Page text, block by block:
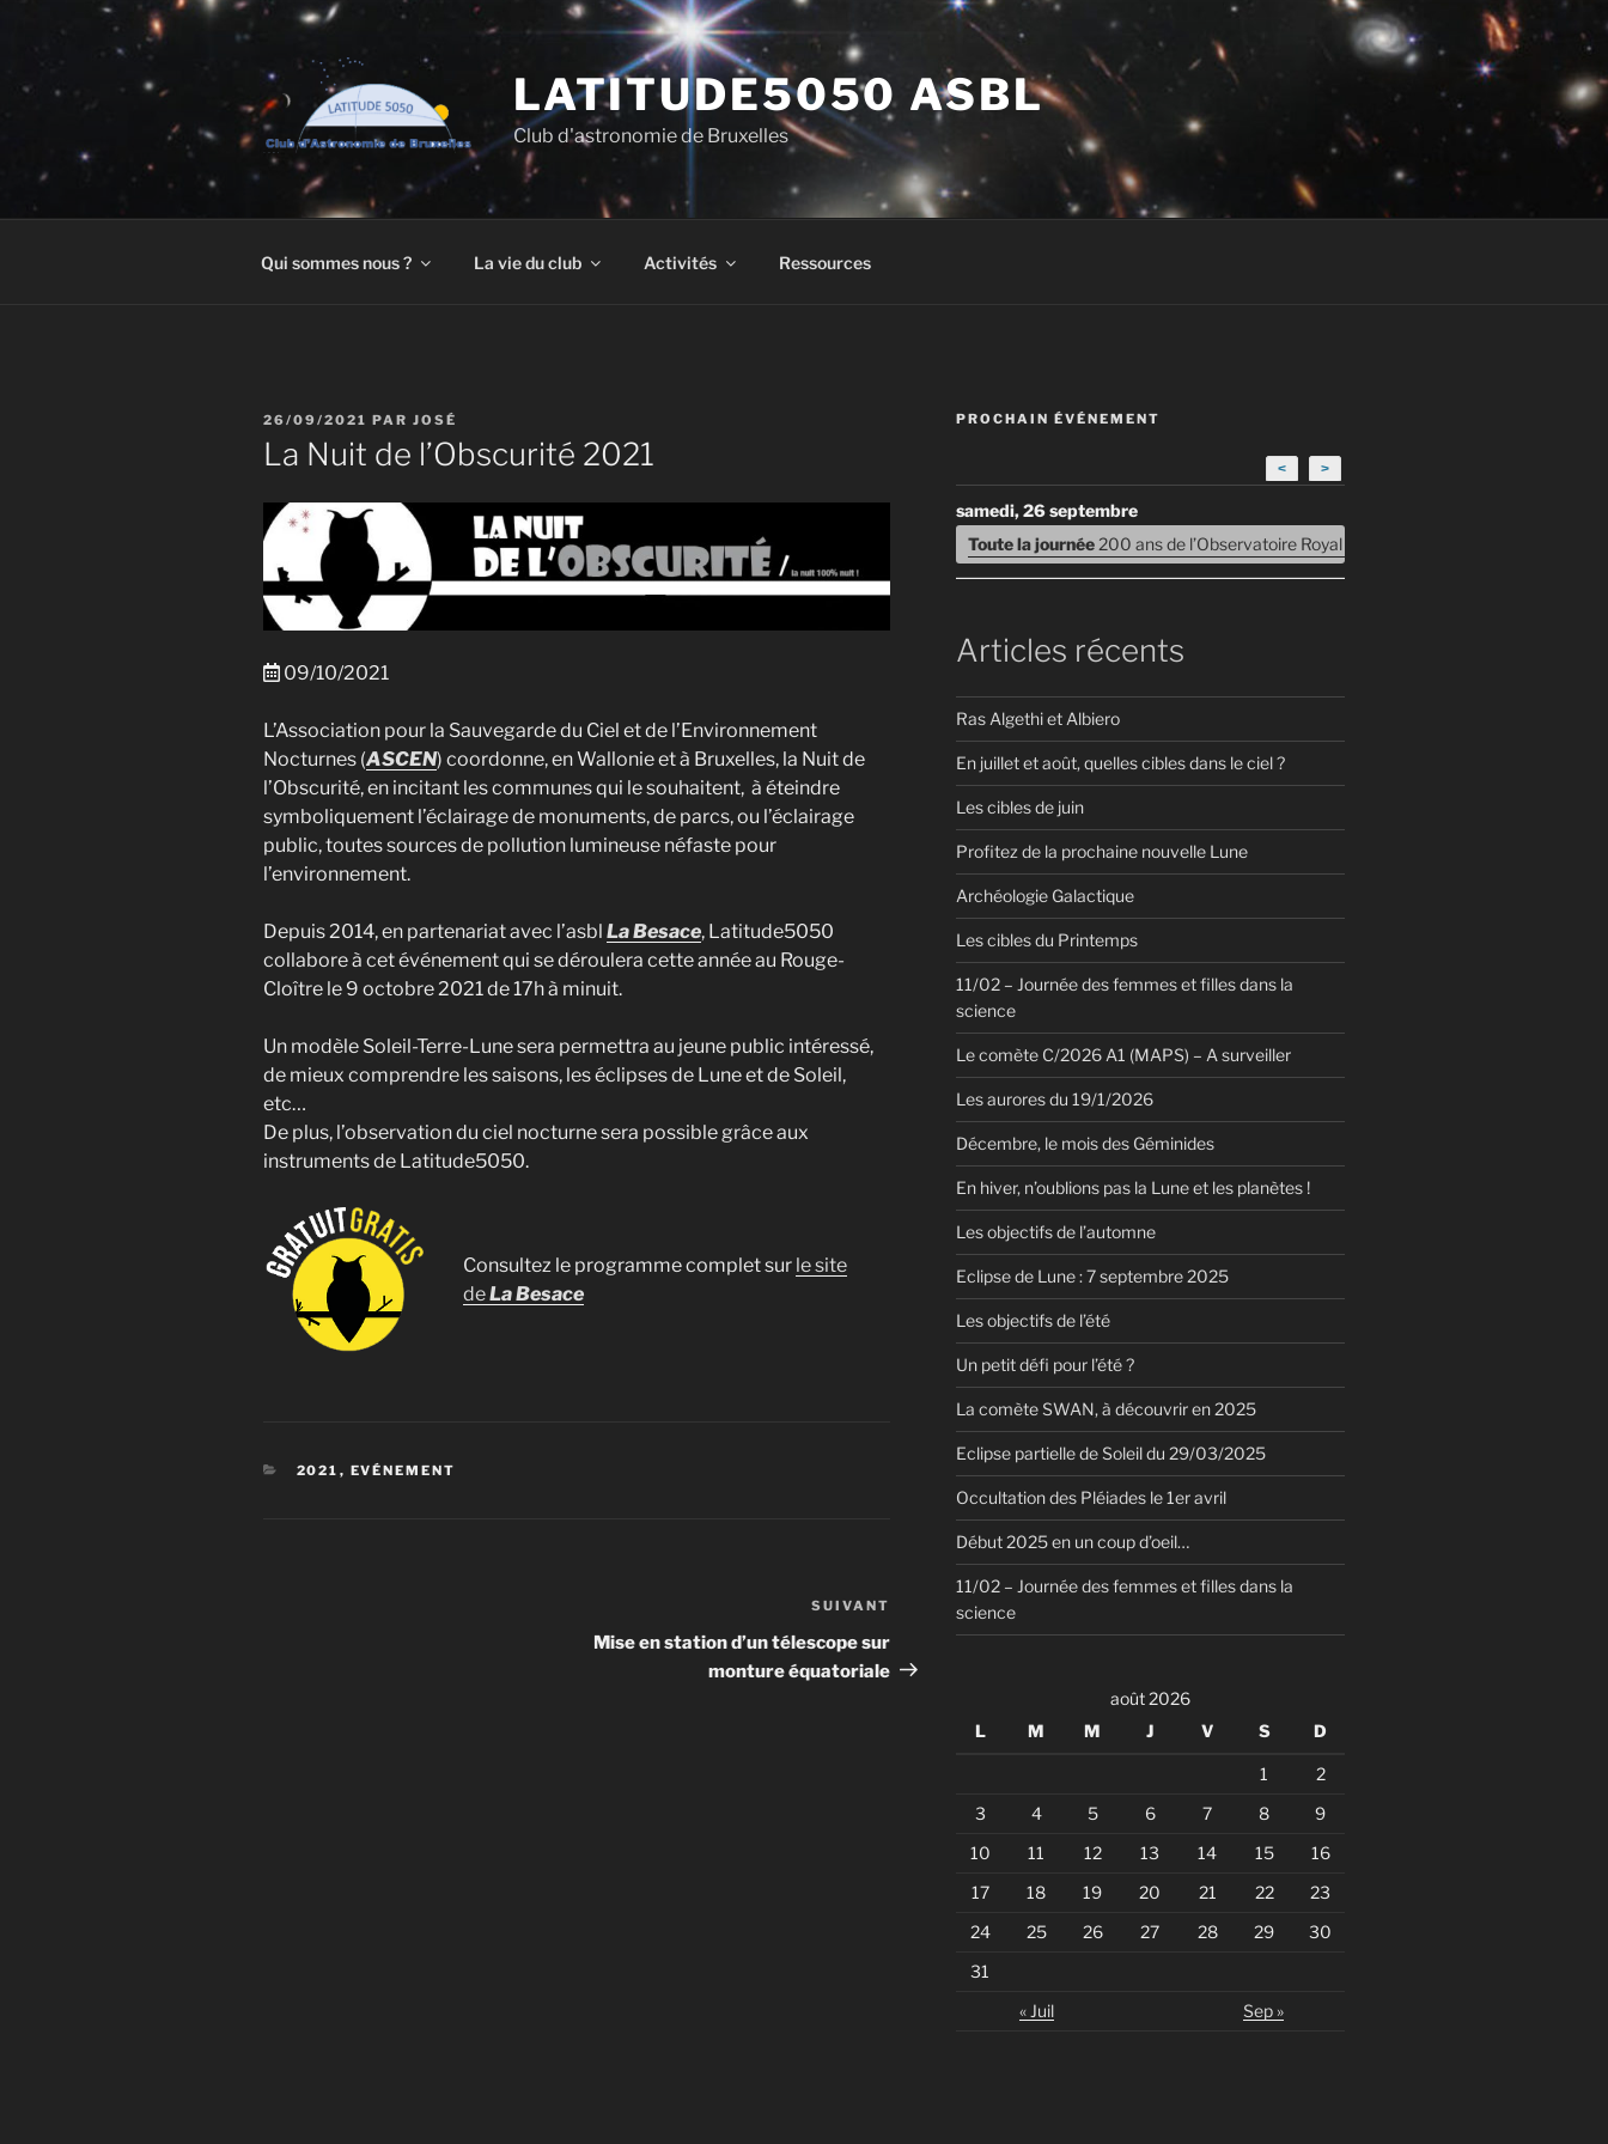
principal
LATITUDE5050 ASBL
Club d'astronomie de Bruxelles
Qui sommes nous ? La vie du club Activités Ressources
PUBLIÉ
LE
26/09/2021 PAR JOSÉ
La Nuit de l’Obscurité 2021
09/10/2021
L’Association pour la Sauvegarde du Ciel et de l’Environnement
Nocturnes (ASCEN) coordonne, en Wallonie et à Bruxelles, la Nuit de
l’Obscurité, en incitant les communes qui le souhaitent, à éteindre
symboliquement l’éclairage de monuments, de parcs, ou l’éclairage
public, toutes sources de pollution lumineuse néfaste pour
l’environnement.
Depuis 2014, en partenariat avec l’asbl La Besace, Latitude5050
collabore à cet événement qui se déroulera cette année au Rouge-
Cloître le 9 octobre 2021 de 17h à minuit.
Un modèle Soleil-Terre-Lune sera permettra au jeune public intéressé,
de mieux comprendre les saisons, les éclipses de Lune et de Soleil,
etc…
De plus, l’observation du ciel nocturne sera possible grâce aux
instruments de Latitude5050.
Consultez le programme complet sur le site
deLa Besace
CATÉGORIES
2021 , EVÉNEMENT
suivant
SUIVANT
Mise en station d’un télescope sur
monture équatoriale
PROCHAIN ÉVÉNEMENT
< >
samedi, 26 septembre
Toute la journée 200 ans de l’Observatoire Royal de Belgique – Journées Portes
Articles récents
Ras Algethi et Albiero
En juillet et août, quelles cibles dans le ciel ?
Les cibles de juin
Profitez de la prochaine nouvelle Lune
Archéologie Galactique
Les cibles du Printemps
11/02 – Journée des femmes et filles dans la
science
Le comète C/2026 A1 (MAPS) – A surveiller
Les aurores du 19/1/2026
Décembre, le mois des Géminides
En hiver, n’oublions pas la Lune et les planètes !
Les objectifs de l’automne
Eclipse de Lune : 7 septembre 2025
Les objectifs de l’été
Un petit défi pour l’été ?
La comète SWAN, à découvrir en 2025
Eclipse partielle de Soleil du 29/03/2025
Occultation des Pléiades le 1er avril
Début 2025 en un coup d’oeil…
11/02 – Journée des femmes et filles dans la
science
août 2026
L
M M J V S D
1
2
3
4 5 6 7 8
9
10
11 12 13 14 15
16
17
18 19 20 21 22
23
24
25 26 27 28 29
30
31
« Juil
Sep »